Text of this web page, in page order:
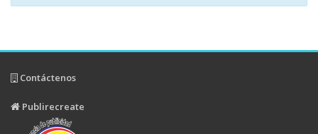
Contáctenos
Publirecreate